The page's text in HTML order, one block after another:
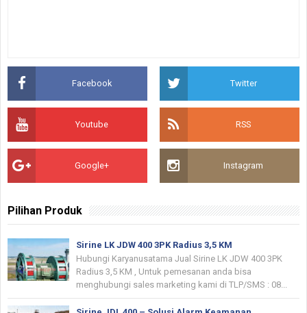
Facebook Twitter
Youtube RSS
Google+ Instagram
Pilihan Produk
Sirine LK JDW 400 3PK Radius 3,5 KM
Hubungi Karyanusatama Jual Sirine LK JDW 400 3PK
Radius 3,5 KM , Untuk pemesanan anda bisa
menghubungi sales marketing kami di TLP/SMS : 08...